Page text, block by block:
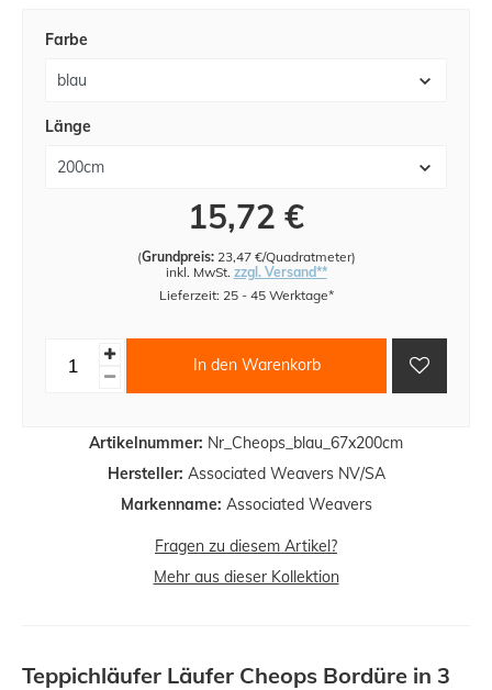
Artikelnummer: Nr_Cheops_blau_67x200cm
Hersteller: Associated Weavers NV/SA
Markenname: Associated Weavers
Farbe
Länge
15,72 €
(Grundpreis: 23,47 €/Quadratmeter)
inkl. MwSt. zzgl. Versand**
Lieferzeit: 25 - 45 Werktage*
In den Warenkorb
Fragen zu diesem Artikel?
Mehr aus dieser Kollektion
Teppichläufer Läufer Cheops Bordüre in 3